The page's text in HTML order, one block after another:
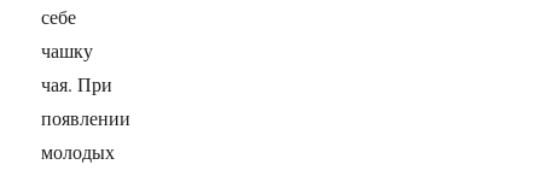
себе
чашку
чая. При
появлении
молодых